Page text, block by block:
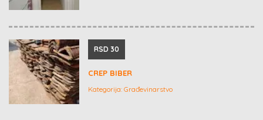
RSD 30
CREP BIBER
Kategorija: Građevinarstvo